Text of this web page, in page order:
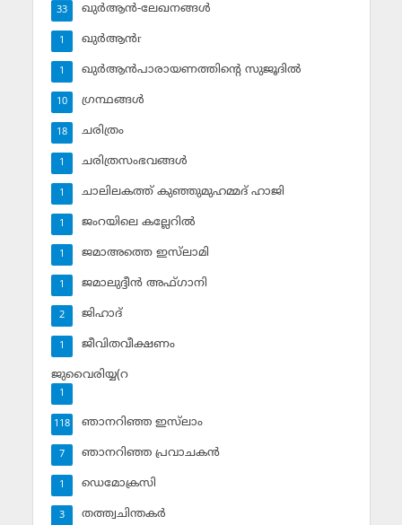
ഖുര്‍ആന്‍-ലേഖനങ്ങള്‍
33
ഖുര്‍ആന്‍r
1
ഖുര്‍ആന്‍പാരായണത്തിന്റെ സുജൂദില്‍
1
ഗ്രന്ഥങ്ങള്‍
10
ചരിത്രം
18
ചരിത്രസംഭവങ്ങള്‍
1
ചാലിലകത്ത് കുഞ്ഞുമുഹമ്മദ് ഹാജി
1
ജംറയിലെ കല്ലേറില്‍
1
ജമാഅത്തെ ഇസ്‌ലാമി
1
ജമാലുദ്ദീന്‍ അഫ്ഗാനി
1
ജിഹാദ്‌
2
ജീവിതവീക്ഷണം
1
ജുവൈരിയ്യ(റ
1
ഞാനറിഞ്ഞ ഇസ്‌ലാം
118
ഞാനറിഞ്ഞ പ്രവാചകന്‍
7
ഡെമോക്രസി
1
തത്ത്വചിന്തകര്‍
3